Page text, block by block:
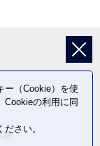
験
ー（Cookie）を使
Cookieの利用に同
ださい。